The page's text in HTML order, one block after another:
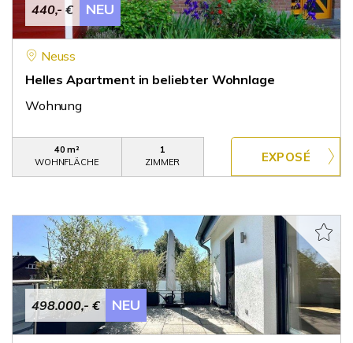
440,- € NEU
Neuss
Helles Apartment in beliebter Wohnlage
Wohnung
40 m²
WOHNFLÄCHE
1
ZIMMER
498.000,- € NEU